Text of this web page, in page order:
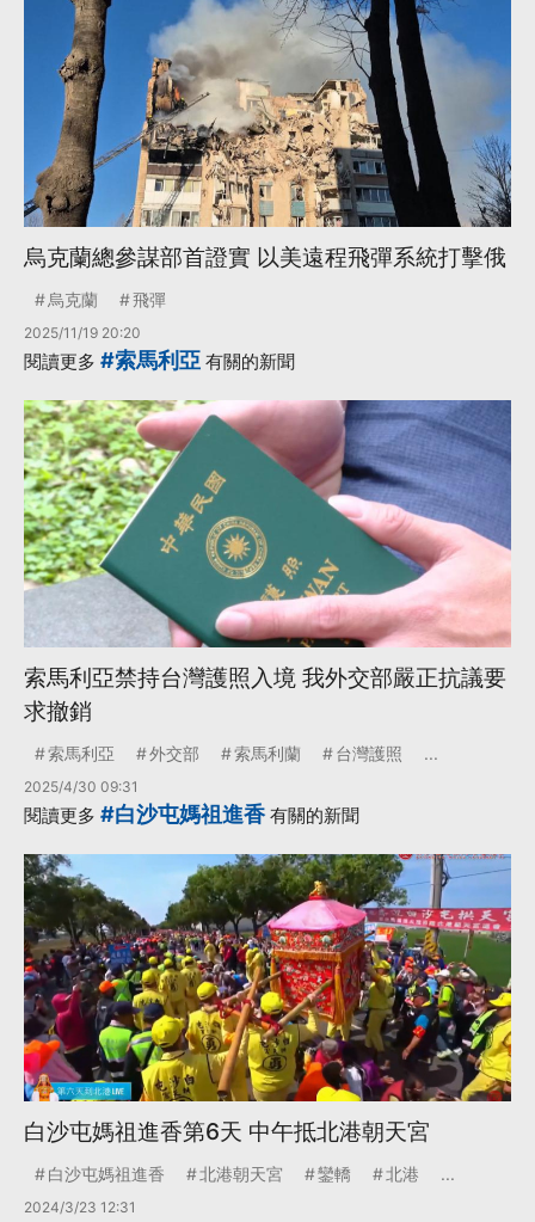
7.26）
EMT 三讀通過
修正草案 川普政府·
未來帳戶 ·更多...
烏克蘭總參謀部首證實 以美遠程飛彈系統打擊俄
烏克蘭 飛彈
2025/11/19 20:20
閱讀更多 #索馬利亞 有關的新聞
索馬利亞禁持台灣護照入境 我外交部嚴正抗議要
求撤銷
索馬利亞 外交部 索馬利蘭 台灣護照 ...
2025/4/30 09:31
閱讀更多 #白沙屯媽祖進香 有關的新聞
白沙屯媽祖進香第6天 中午抵北港朝天宮
白沙屯媽祖進香 北港朝天宮 鑾轎 北港 ...
2024/3/23 12:31